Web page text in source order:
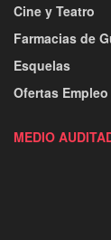
Cine y Teatro
Farmacias de
Esquelas
Ofertas Empleo
MEDIO